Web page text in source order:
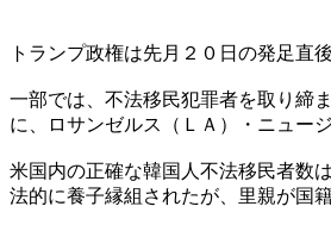
トランプ政権は先月２０日の発足直
一部では、不法移民犯罪者を取り締
に、ロサンゼルス（ＬＡ）・ニュー
米国内の正確な韓国人不法移民者数
法的に養子縁組されたが、里親が国